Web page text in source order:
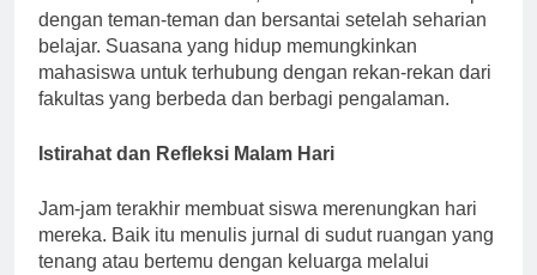
dengan teman-teman dan bersantai setelah seharian
belajar. Suasana yang hidup memungkinkan
mahasiswa untuk terhubung dengan rekan-rekan dari
fakultas yang berbeda dan berbagi pengalaman.
Istirahat dan Refleksi Malam Hari
Jam-jam terakhir membuat siswa merenungkan hari
mereka. Baik itu menulis jurnal di sudut ruangan yang
tenang atau bertemu dengan keluarga melalui